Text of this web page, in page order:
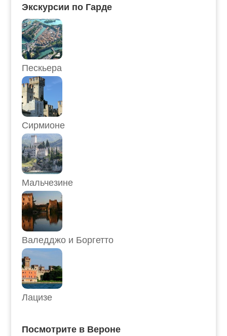
Экскурсии по Гарде
Пескьера
Сирмионе
Мальчезине
Валедджо и Боргетто
Лацизе
Посмотрите в Вероне